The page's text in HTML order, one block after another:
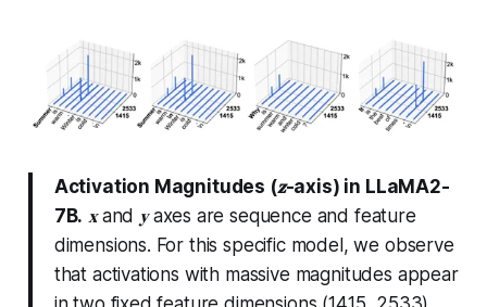
Activation Magnitudes (𝐳-axis) in LLaMA2-
7B. 𝐱 and 𝐲 axes are sequence and feature
dimensions. For this specific model, we observe
that activations with massive magnitudes appear